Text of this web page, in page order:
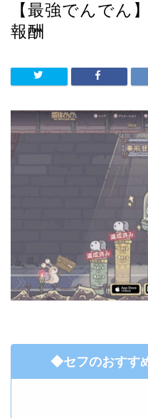
【最強でんでん
報酬
◆セフのおすす